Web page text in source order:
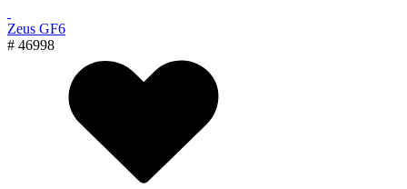
Zeus GF6
# 46998